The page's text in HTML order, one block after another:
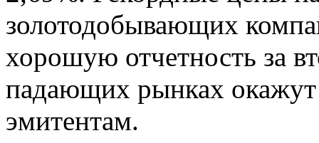
золотодобывающих
хорошую отчетность за
падающих рынках
эмитентам.